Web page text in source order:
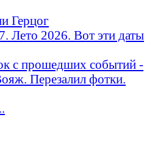
Герцог
Лето 2026. Вот эти даты
с прошедших событий -
Перезалил фотки.